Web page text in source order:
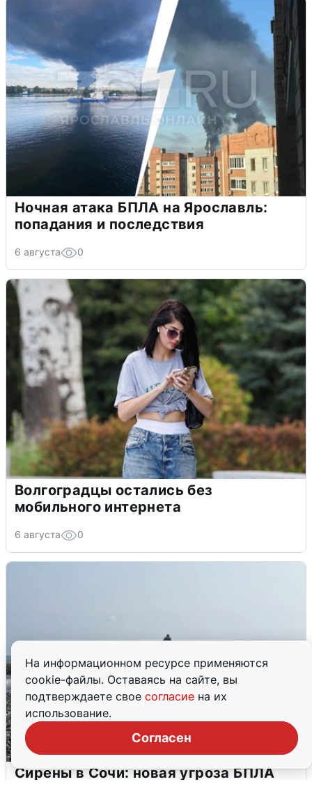
На информационном ресурсе применяются
cookie-файлы. Оставаясь на сайте, вы
подтверждаете свое согласие на их
использование.
Согласен
Ночная атака БПЛА на Ярославль:
попадания и последствия
6 августа 0
Волгоградцы остались без
мобильного интернета
6 августа 0
Сирены в Сочи: новая угроза БПЛА